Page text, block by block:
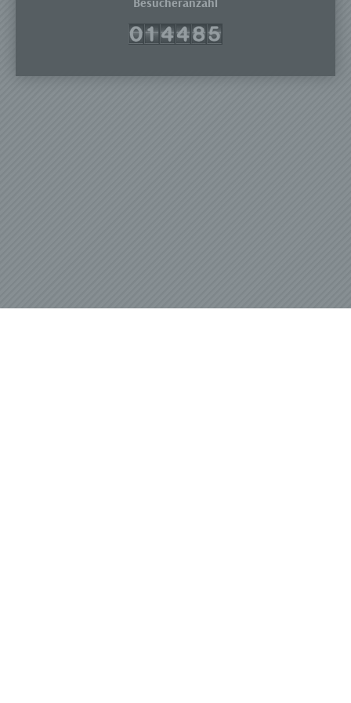
Kennung oder zu einem oder mehreren
besonderen Merkmalen, die Ausdruck der
physischen, physiologischen, genetischen,
identifiziert werden kann.
automatisierter Verfahren ausgeführte Vorgang